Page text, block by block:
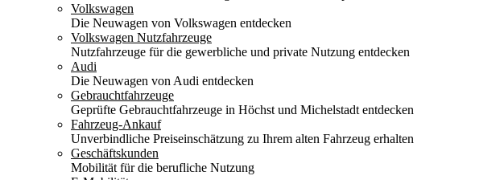
Volkswagen
Die Neuwagen von Volkswagen entdecken
Volkswagen Nutzfahrzeuge
Nutzfahrzeuge für die gewerbliche und private Nutzung entdecken
Audi
Die Neuwagen von Audi entdecken
Gebrauchtfahrzeuge
Geprüfte Gebrauchtfahrzeuge in Höchst und Michelstadt entdecken
Fahrzeug-Ankauf
Unverbindliche Preiseinschätzung zu Ihrem alten Fahrzeug erhalten
Geschäftskunden
Mobilität für die berufliche Nutzung